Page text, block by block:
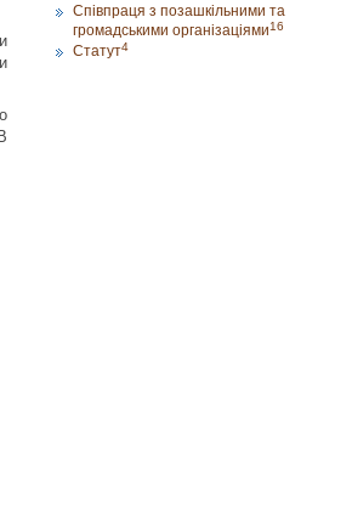
Співпраця з позашкільними та
громадськими організаціями16
Статут4